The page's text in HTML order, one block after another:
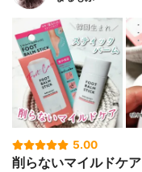
5.00
削らないマイルドケア